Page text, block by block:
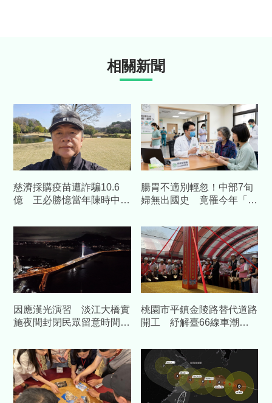
相關新聞
慈濟採購疫苗遭詐騙10.6
億 王必勝憶當年陳時中睿
腸胃不適別輕忽！中部7旬
婦無出國史 竟罹今年「首
因應漢光演習 淡江大橋實
施夜間封閉民眾留意時間改
桃園市平鎮金陵路替代道路
開工 紓解臺66線車潮中